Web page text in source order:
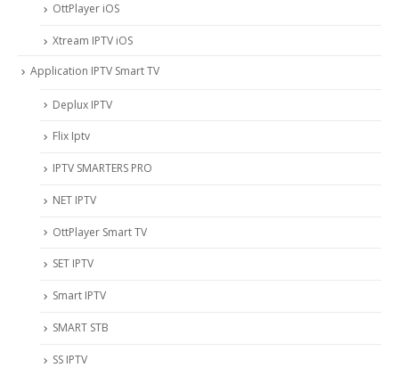
OttPlayer iOS
Xtream IPTV iOS
Application IPTV Smart TV
Deplux IPTV
Flix Iptv
IPTV SMARTERS PRO
NET IPTV
OttPlayer Smart TV
SET IPTV
Smart IPTV
SMART STB
SS IPTV